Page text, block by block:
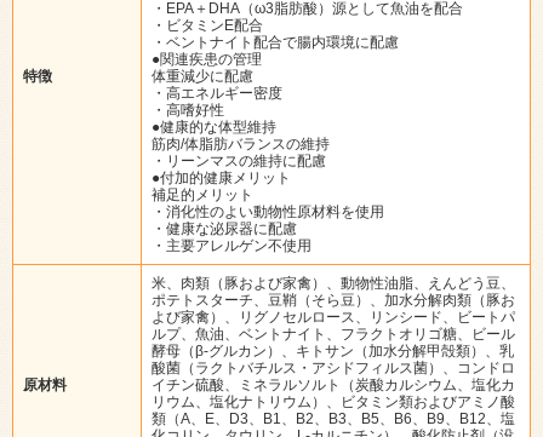
特徴
・EPA＋DHA（ω3脂肪酸）源として魚油を配合
・ビタミンE配合
・ベントナイト配合で腸内環境に配慮
●関連疾患の管理
体重減少に配慮
・高エネルギー密度
・高嗜好性
●健康的な体型維持
筋肉/体脂肪バランスの維持
・リーンマスの維持に配慮
●付加的健康メリット
補足的メリット
・消化性のよい動物性原材料を使用
・健康な泌尿器に配慮
・主要アレルゲン不使用
原材料
米、肉類（豚および家禽）、動物性油脂、えんどう豆、
ポテトスターチ、豆鞘（そら豆）、加水分解肉類（豚お
よび家禽）、リグノセルロース、リンシード、ビートパ
ルプ、魚油、ベントナイト、フラクトオリゴ糖、ビール
酵母（β-グルカン）、キトサン（加水分解甲殻類）、乳
酸菌（ラクトバチルス・アシドフィルス菌）、コンドロ
イチン硫酸、ミネラルソルト（炭酸カルシウム、塩化カ
リウム、塩化ナトリウム）、ビタミン類およびアミノ酸
類（A、E、D3、B1、B2、B3、B5、B6、B9、B12、塩